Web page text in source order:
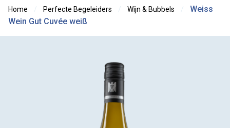
Home Perfecte Begeleiders Wijn & Bubbels
Weiss
Wein Gut Cuvée weiß